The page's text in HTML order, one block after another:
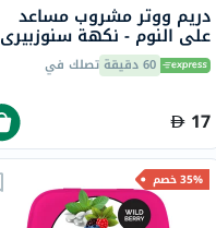
دريم ووتر مشروب مساعد
على النوم - نكهة سنوزبيري
74 مل 60 دقيقة تصلك في
17
35% خصم